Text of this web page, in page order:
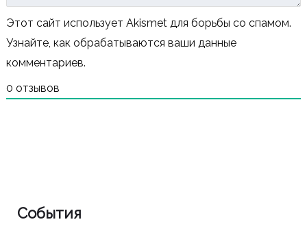
Этот сайт использует Akismet для борьбы со спамом.
Узнайте, как обрабатываются ваши данные
комментариев.
0 отзывов
События